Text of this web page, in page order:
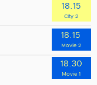
18.15
City 2
18.15
Movie 2
18.30
Movie 1